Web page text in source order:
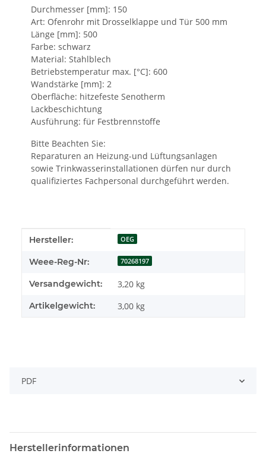
Durchmesser [mm]: 150
Art: Ofenrohr mit Drosselklappe und Tür 500 mm
Länge [mm]: 500
Farbe: schwarz
Material: Stahlblech
Betriebstemperatur max. [°C]: 600
Wandstärke [mm]: 2
Oberfläche: hitzefeste Senotherm
Lackbeschichtung
Ausführung: für Festbrennstoffe
Bitte Beachten Sie:
Reparaturen an Heizung-und Lüftungsanlagen
sowie Trinkwasserinstallationen dürfen nur durch
qualifiziertes Fachpersonal durchgeführt werden.
Produkteigenschaft
Wert
Hersteller: OEG
Weee-Reg-Nr: 70268197
Versandgewicht: 3,20 kg
Artikelgewicht: 3,00 kg
PDF
Herstellerinformationen